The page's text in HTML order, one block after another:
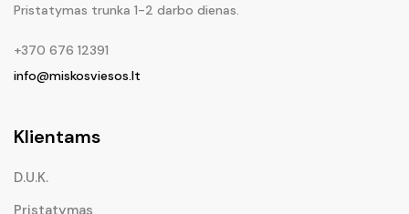
Pristatymas trunka 1-2 darbo dienas.
+370 676 12391
info@miskosviesos.lt
Klientams
D.U.K.
Pristatymas